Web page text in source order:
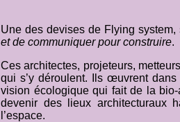
Une des devises de Flying
et de communiquer pour construire.
Ces architectes, projeteurs,
qui s’y déroulent. Ils œuvrent
vision écologique qui fait de la
devenir des lieux architecturaux
l’espace.